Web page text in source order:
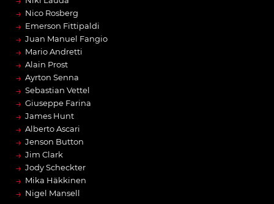
→ Nico Rosberg
→ Emerson Fittipaldi
→ Juan Manuel Fangio
→ Mario Andretti
→ Alain Prost
→ Ayrton Senna
→ Sebastian Vettel
→ Giuseppe Farina
→ James Hunt
→ Alberto Ascari
→ Jenson Button
→ Jim Clark
→ Jody Scheckter
→ Mika Häkkinen
→ Nigel Mansell